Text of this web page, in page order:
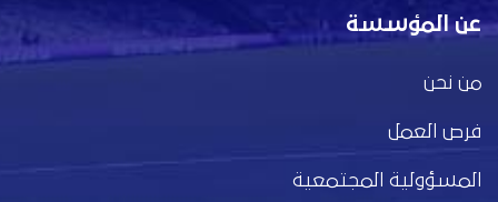
عن المؤسسة
من نحن
فرص العمل
المسؤولية المجتمعية